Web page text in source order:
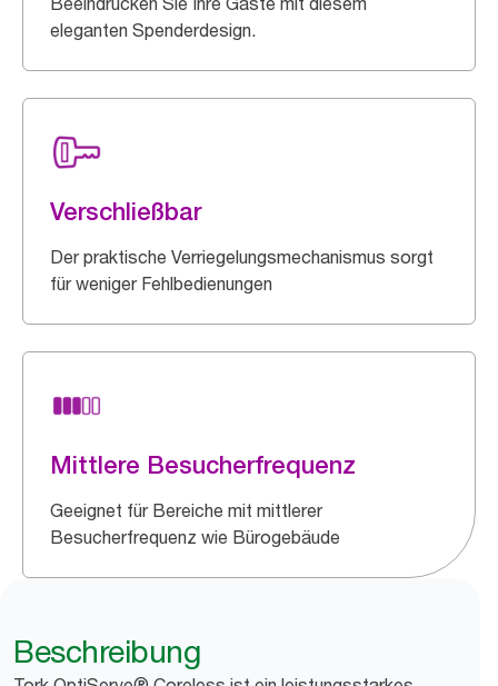
eleganten Spenderdesign.
Verschließbar
Der praktische Verriegelungsmechanismus sorgt
für weniger Fehlbedienungen
Mittlere Besucherfrequenz
Geeignet für Bereiche mit mittlerer
Besucherfrequenz wie Bürogebäude
Beschreibung